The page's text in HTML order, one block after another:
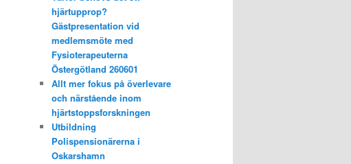
hjärtupprop?
Gästpresentation vid
medlemsmöte med
Fysioterapeuterna
Östergötland 260601
Allt mer fokus på överlevare
och närstående inom
hjärtstoppsforskningen
Utbildning
Polispensionärerna i
Oskarshamn